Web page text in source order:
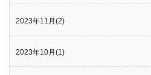
2023年11月(2)
2023年10月(1)